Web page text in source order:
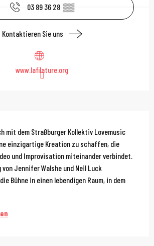
03 89 36 28 ▒▒
Kontaktieren Sie uns
www.lafilature.org
mit dem Straßburger Kollektiv Lovemusic
einzigartige Kreation zu schaffen, die
und Improvisation miteinander verbindet.
Jennifer Walshe und Neil Luck
Bühne in einen lebendigen Raum, in dem